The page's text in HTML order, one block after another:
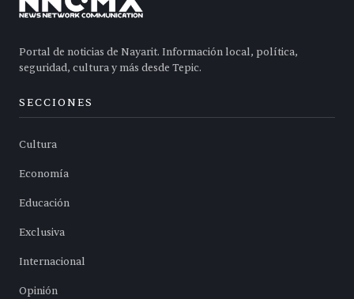
Portal de noticias de Nayarit. Información local, política,
seguridad, cultura y más desde Tepic.
SECCIONES
Cultura
Economía
Educación
Exclusiva
Internacional
Opinión